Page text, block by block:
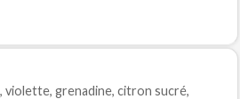
violette, grenadine, citron sucré,